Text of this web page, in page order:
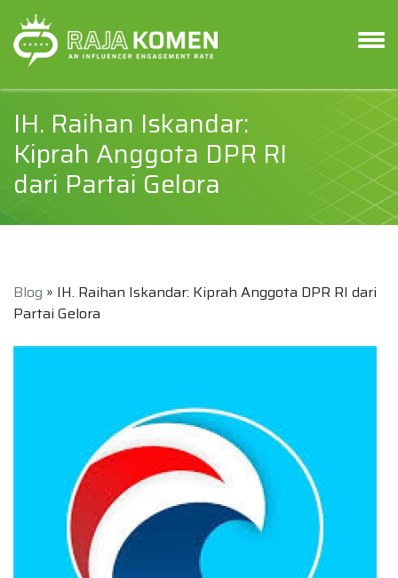
IH. Raihan Iskandar:
Kiprah Anggota DPR RI
dari Partai Gelora
Blog » IH. Raihan Iskandar: Kiprah Anggota DPR RI dari
Partai Gelora